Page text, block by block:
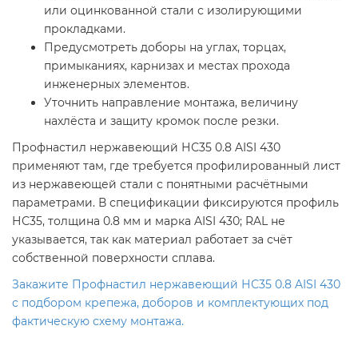
или оцинкованной стали с изолирующими
прокладками.
Предусмотреть доборы на углах, торцах,
примыканиях, карнизах и местах прохода
инженерных элементов.
Уточнить направление монтажа, величину
нахлёста и защиту кромок после резки.
Профнастил нержавеющий НС35 0.8 AISI 430
применяют там, где требуется профилированный лист
из нержавеющей стали с понятными расчётными
параметрами. В спецификации фиксируются профиль
НС35, толщина 0.8 мм и марка AISI 430; RAL не
указывается, так как материал работает за счёт
собственной поверхности сплава.
Закажите Профнастил нержавеющий НС35 0.8 AISI 430
с подбором крепежа, доборов и комплектующих под
фактическую схему монтажа.